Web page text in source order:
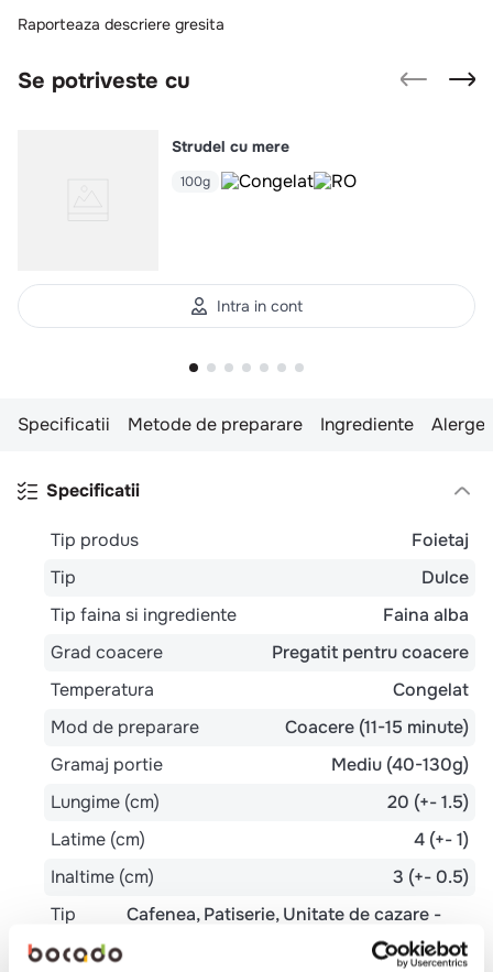
Raporteaza descriere gresita
Se potriveste cu
Strudel cu mere
100g
Intra in cont
Specificatii Metode de preparare Ingrediente
Specificatii
Tip produs
Foietaj
Tip
Dulce
Tip faina si ingrediente
Faina alba
Grad coacere
Pregatit pentru coacere
Temperatura
Congelat
Mod de preparare
Coacere (11-15 minute)
Gramaj portie
Mediu (40-130g)
Lungime (cm)
20 (+- 1.5)
Latime (cm)
4 (+- 1)
Inaltime (cm)
3 (+- 0.5)
Tip
Cafenea Patiserie Unitate de cazare -